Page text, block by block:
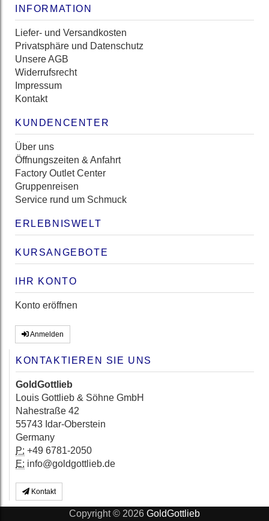
INFORMATION
Liefer- und Versandkosten
Privatsphäre und Datenschutz
Unsere AGB
Widerrufsrecht
Impressum
Kontakt
KUNDENCENTER
Über uns
Öffnungszeiten & Anfahrt
Factory Outlet Center
Gruppenreisen
Service rund um Schmuck
ERLEBNISWELT
KURSANGEBOTE
IHR KONTO
Konto eröffnen
Anmelden
KONTAKTIEREN SIE UNS
GoldGottlieb
Louis Gottlieb & Söhne GmbH
Nahestraße 42
55743 Idar-Oberstein
Germany
P: +49 6781-2050
E: info@goldgottlieb.de
Kontakt
Copyright © 2026 GoldGottlieb